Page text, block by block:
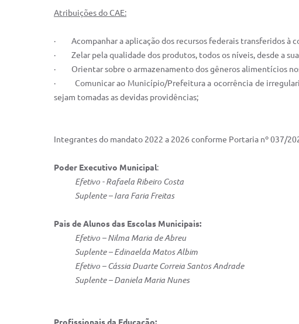
Atribuições do CAE:
· Acompanhar a aplicação dos recursos federais transferidos à
· Zelar pela qualidade dos produtos, todos os níveis, desde a
· Orientar sobre o armazenamento dos gêneros alimentícios
· Comunicar ao Município/Prefeitura a ocorrência de
sejam tomadas as devidas providências;
Integrantes do mandato 2022 a 2026 conforme Portaria nº 037/
Poder Executivo Municipal:
Efetivo - Rafaela Ribeiro Costa
Suplente – Iara Faria Freitas
Pais de Alunos das Escolas Municipais:
Efetivo – Nilma Maria de Abreu
Suplente – Edinaelda Matos Albim
Efetivo – Cássia Duarte Correia Santos Andrade
Suplente – Daniela Maria Nunes